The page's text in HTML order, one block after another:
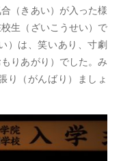
（きあい）が入った様
生（ざいこうせい）で
）は、笑いあり、寸劇
りあがり）でした。み
り（がんばり）ましょ